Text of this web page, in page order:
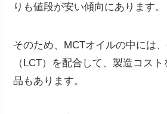
りも値段が安い傾向にあります。
そのため、MCTオイルの中には、
（LCT）を配合して、製造コス
品もあります。